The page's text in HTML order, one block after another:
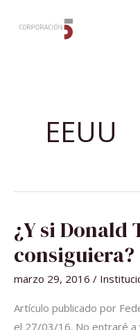
EEUU
¿Y si Donald
consiguiera?
marzo 29, 2016 /
Artículo publicado por
el 27/03/16. No entraré a
¿Y
SI
DONALD
TRUMP
LO
CONSIGUIERA?